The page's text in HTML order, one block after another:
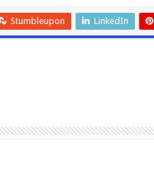
Stumbleupon LinkedIn